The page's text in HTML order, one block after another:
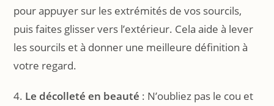
pour appuyer sur les extrémités de vos sourcils,
puis faites glisser vers l’extérieur. Cela aide à lever
les sourcils et à donner une meilleure définition à
votre regard.
4. Le décolleté en beauté : N’oubliez pas le cou et